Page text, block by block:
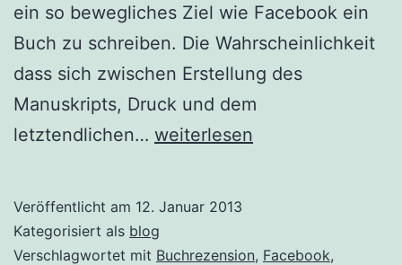
ein so bewegliches Ziel wie Facebook ein
Buch zu schreiben. Die Wahrscheinlichkeit
dass sich zwischen Erstellung des
Manuskripts, Druck und dem
letztendlichen… Buchrezension:
Plus
weiterlesen
Veröffentlicht am 12. Januar 2013
Kategorisiert als blog
Verschlagwortet mit Buchrezension, Facebook,